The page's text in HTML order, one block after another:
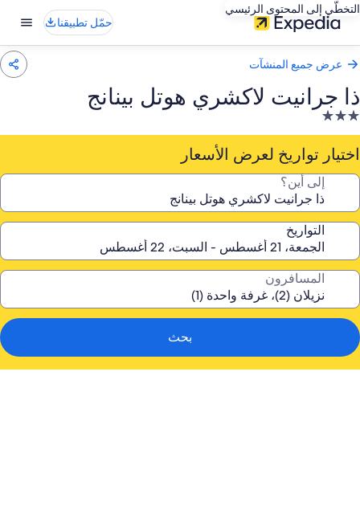
التخطّي إلى المحتوى الرئيسي
حمّل تطبيقنا
عرض جميع المنشآت
ذا جرانيت لاكشري هوتل بينانج
منشأة
فندقية
مصنفة
3.0
اختيار تواريخ لعرض الأسعار
إلى أين؟
التواريخ
المسافرون
بحث